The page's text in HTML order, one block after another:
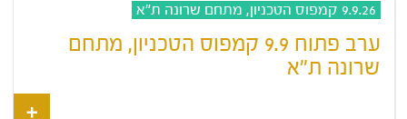
9.9.26 קמפוס הטכניון, מתחם שרונה ת"א
ערב פתוח 9.9 קמפוס הטכניון, מתחם
שרונה ת"א